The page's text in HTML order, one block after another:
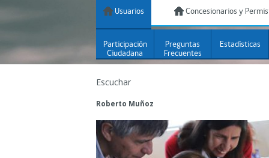
Usuarios Concesionarios y
Participación
Ciudadana
Preguntas
Frecuentes
Estadísticas
Escuchar
Roberto Muñoz